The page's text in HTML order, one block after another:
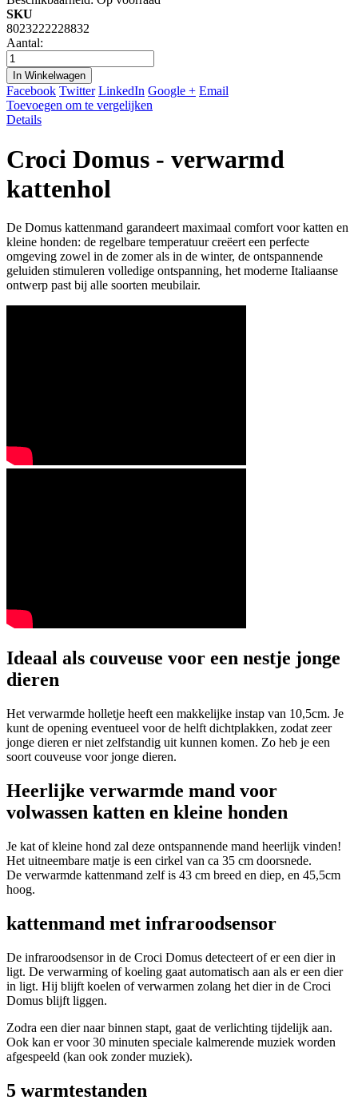
SKU
8023222228832
Aantal:
In Winkelwagen
Facebook Twitter LinkedIn Google + Email
Toevoegen om te vergelijken
Details
Croci Domus - verwarmd
kattenhol
De Domus kattenmand garandeert maximaal comfort voor katten en
kleine honden: de regelbare temperatuur creëert een perfecte
omgeving zowel in de zomer als in de winter, de ontspannende
geluiden stimuleren volledige ontspanning, het moderne Italiaanse
ontwerp past bij alle soorten meubilair.
Ideaal als couveuse voor een nestje jonge
dieren
Het verwarmde holletje heeft een makkelijke instap van 10,5cm. Je
kunt de opening eventueel voor de helft dichtplakken, zodat zeer
jonge dieren er niet zelfstandig uit kunnen komen. Zo heb je een
soort couveuse voor jonge dieren.
Heerlijke verwarmde mand voor
volwassen katten en kleine honden
Je kat of kleine hond zal deze ontspannende mand heerlijk vinden!
Het uitneembare matje is een cirkel van ca 35 cm doorsnede.
De verwarmde kattenmand zelf is 43 cm breed en diep, en 45,5cm
hoog.
kattenmand met infraroodsensor
De infraroodsensor in de Croci Domus detecteert of er een dier in
ligt. De verwarming of koeling gaat automatisch aan als er een dier
in ligt. Hij blijft koelen of verwarmen zolang het dier in de Croci
Domus blijft liggen.
Zodra een dier naar binnen stapt, gaat de verlichting tijdelijk aan.
Ook kan er voor 30 minuten speciale kalmerende muziek worden
afgespeeld (kan ook zonder muziek).
5 warmtestanden